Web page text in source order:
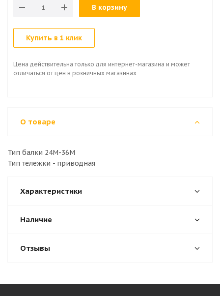
В корзину
Купить в 1 клик
Цена действительна только для интернет-магазина и может
отличаться от цен в розничных магазинах
О товаре
Тип балки 24М-36М
Тип тележки - приводная
Характеристики
Наличие
Отзывы